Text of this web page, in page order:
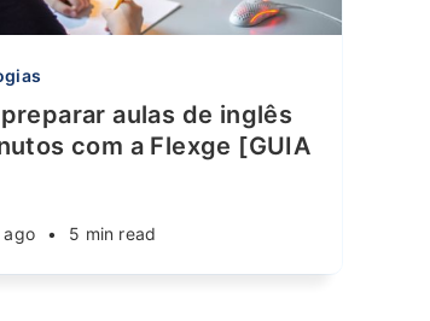
aulas de inglês
com a Flexge [GUIA
ago • 5 min read